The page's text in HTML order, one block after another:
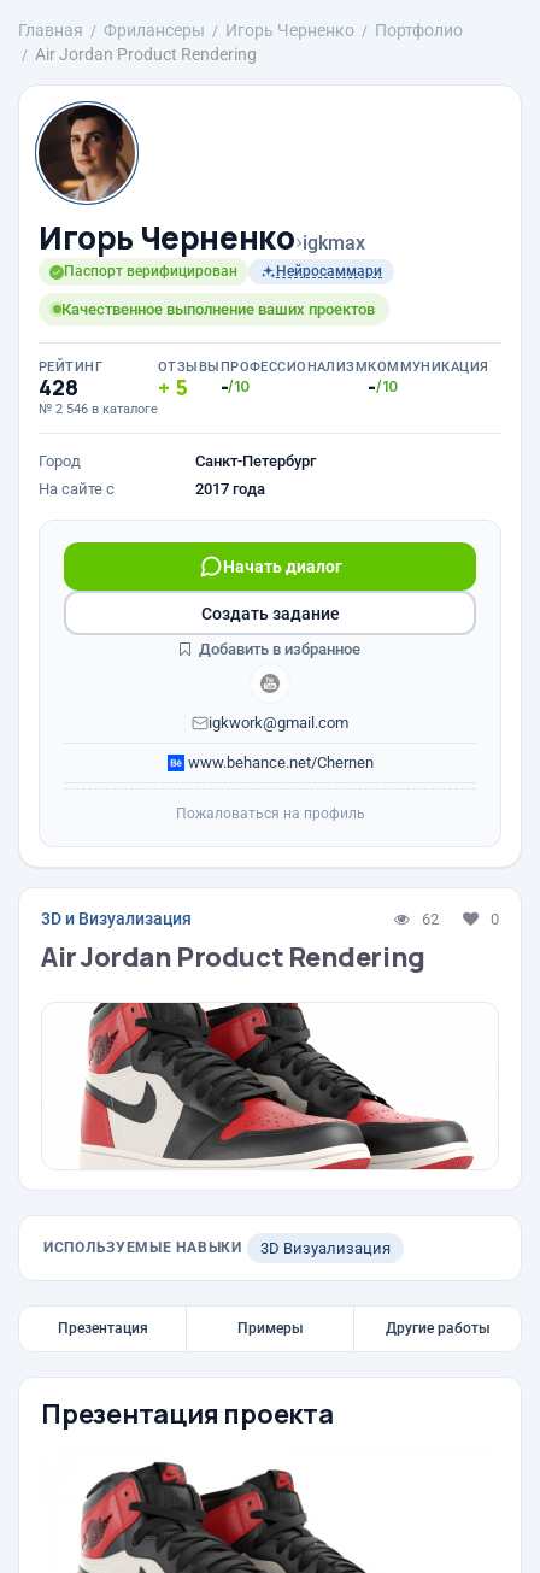
Главная Фрилансеры Игорь Черненко
Портфолио
Air Jordan Product Rendering
Игорь Черненко›igkmax
Паспорт верифицирован Нейросаммари
Качественное выполнение ваших проектов
РЕЙТИНГ
428
№ 2 546 в каталоге
ОТЗЫВЫ
5
ПРОФЕССИОНАЛИЗМ
-/10
КОММУНИКАЦИЯ
-/10
Город
Санкт-Петербург
На сайте с
2017 года
Начать диалог
igkwork@gmail.com
www.behance.net/Chernen
Создать задание
Добавить в избранное
Пожаловаться на профиль
3D и Визуализация 62 0
Air Jordan Product Rendering
ИСПОЛЬЗУЕМЫЕ НАВЫКИ 3D Визуализация
Презентация Примеры Другие работы
Презентация проекта